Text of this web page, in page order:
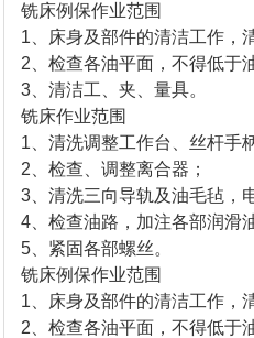
铣床例保作业范围
1、床身及部件的清洁工作，
2、检查各油平面，不得低于
3、清洁工、夹、量具。
铣床作业范围
1、清洗调整工作台、丝杆手
2、检查、调整离合器；
3、清洗三向导轨及油毛毡，
4、检查油路，加注各部润滑
5、紧固各部螺丝。
铣床例保作业范围
1、床身及部件的清洁工作，
2、检查各油平面，不得低于